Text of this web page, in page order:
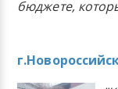
бюджете,